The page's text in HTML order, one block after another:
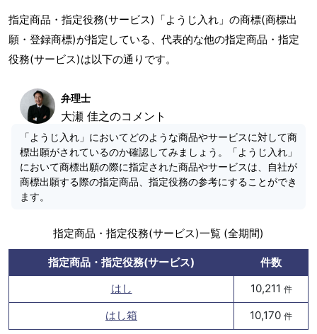
指定商品・指定役務(サービス)「ようじ入れ」の商標(商標出
願・登録商標)が指定している、代表的な他の指定商品・指定
役務(サービス)は以下の通りです。
弁理士
大瀬 佳之のコメント
「ようじ入れ」においてどのような商品やサービスに対して商
標出願がされているのか確認してみましょう。「ようじ入れ」
において商標出願の際に指定された商品やサービスは、自社が
商標出願する際の指定商品、指定役務の参考にすることができ
ます。
指定商品・指定役務(サービス)一覧 (全期間)
指定商品・指定役務(サービス)
件数
はし
10,211 件
はし箱 10,170 件